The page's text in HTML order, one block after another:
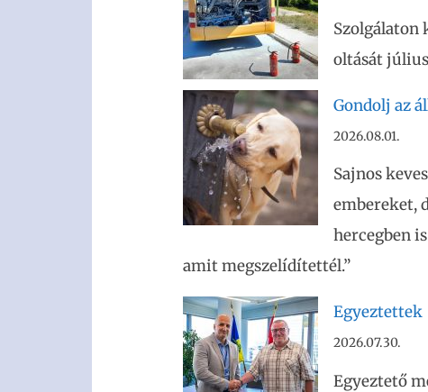
Szolgálaton
oltását
Gondolj az
2026.08.01.
Sajnos
embereket,
hercegben
amit megszelídítettél.”
Egyeztettek
2026.07.30.
Egyeztető